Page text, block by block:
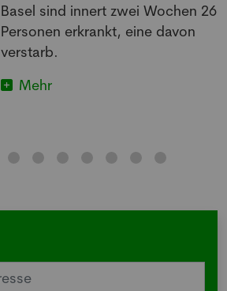
Basel sind innert zwei Wochen 26
Personen erkrankt, eine davon
verstarb.
Mehr